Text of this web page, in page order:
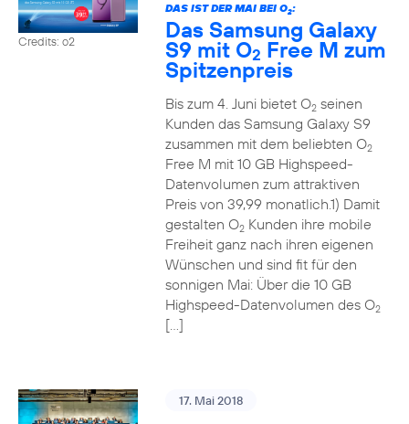
Credits: o2
DAS IST DER MAI BEI O2:
Das Samsung Galaxy
S9 mit O2 Free M zum
Spitzenpreis
Bis zum 4. Juni bietet O2seinen
Kunden das Samsung Galaxy S9
zusammen mit dem beliebten O2
Free M mit 10 GB Highspeed-
Datenvolumen zum attraktiven
Preis von 39,99 monatlich.1) Damit
gestalten O2Kunden ihre mobile
Freiheit ganz nach ihren eigenen
Wünschen und sind fit für den
sonnigen Mai: Über die 10 GB
Highspeed-Datenvolumen des O2
[…]
17. Mai 2018